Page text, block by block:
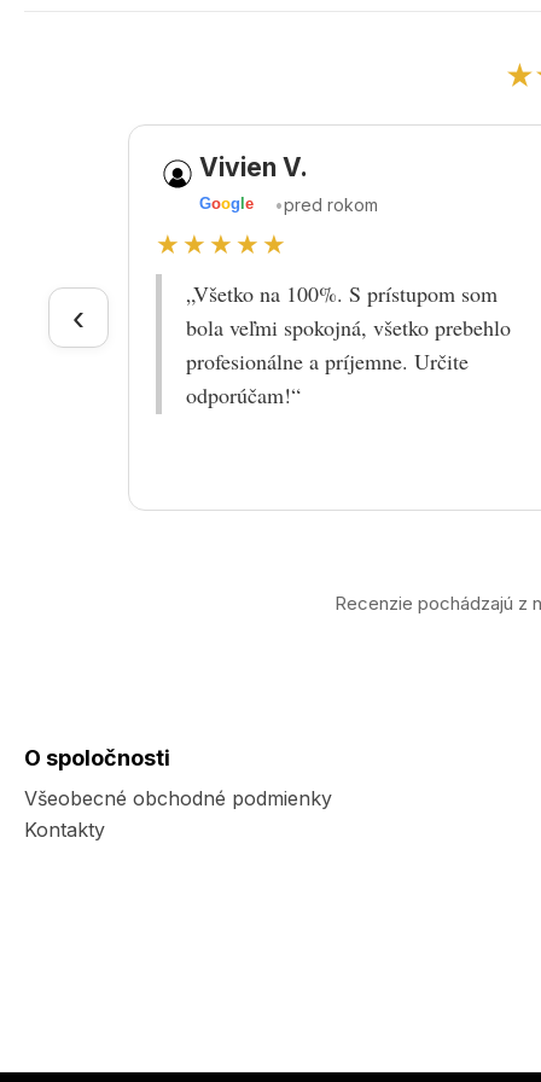
‹
Vivien V.
Goog le •pred rokom
★★★★★
„Všetko na 100%. S prístupom som
bola veľmi spokojná, všetko prebehlo
profesionálne a príjemne. Určite
odporúčam!“
Recenzie pochádzajú z
O spoločnosti
Všeobecné obchodné podmienky
Kontakty